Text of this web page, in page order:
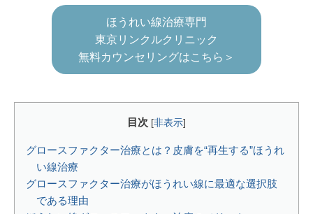
ほうれい線治療専門
東京リンクルクリニック
無料カウンセリングはこちら＞
目次 [非表示]
グロースファクター治療とは？皮膚を“再生する”ほうれ
い線治療
グロースファクター治療がほうれい線に最適な選択肢
である理由